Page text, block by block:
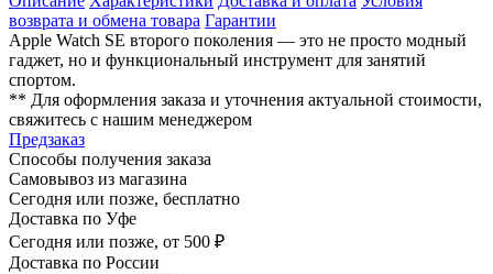
возврата и обмена товара Гарантии
Apple Watch SE второго поколения — это не просто модный
гаджет, но и функциональный инструмент для занятий
спортом.
** Для оформления заказа и уточнения актуальной стоимости,
свяжитесь с нашим менеджером
Предзаказ
Способы получения заказа
Самовывоз из магазина
Сегодня или позже, бесплатно
Доставка по Уфе
Сегодня или позже, от 500 ₽
Доставка по России